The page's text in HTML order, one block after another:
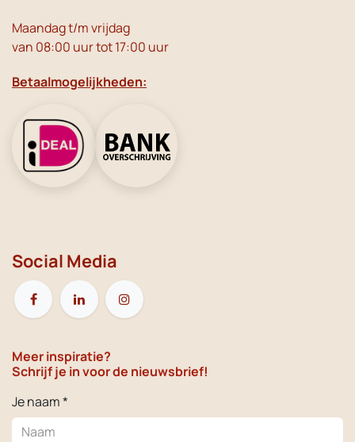
Maandag t/m vrijdag
van 08:00 uur tot 17:00 uur
Betaalmogelijkheden:
Social Media
Meer inspiratie?
Schrijf je in voor de nieuwsbrief!
Je naam *